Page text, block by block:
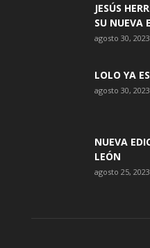
JESÚS
SU NUEVA
agosto 30, 2023
LOLO YA
agosto 30, 2023
NUEVA
LEÓN
agosto 25, 2023